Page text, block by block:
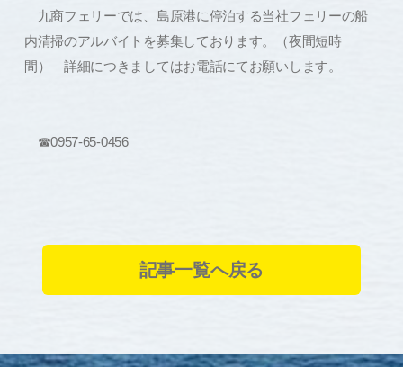
九商フェリーでは、島原港に停泊する当社フェリーの船
内清掃のアルバイトを募集しております。（夜間短時
間） 詳細につきましてはお電話にてお願いします。
☎0957-65-0456
記事一覧へ戻る